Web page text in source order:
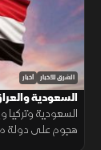
الشرق للأخبار أخبار
السعودية
على اتفاق
السعودية وتركيا
هجوم على دولة